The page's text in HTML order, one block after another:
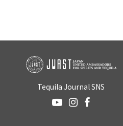
Tequila Journal SNS